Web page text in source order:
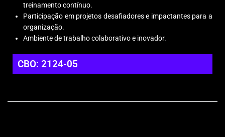
treinamento contínuo.
Participação em projetos desafiadores e impactantes para a
organização.
Ambiente de trabalho colaborativo e inovador.
CBO: 2124-05